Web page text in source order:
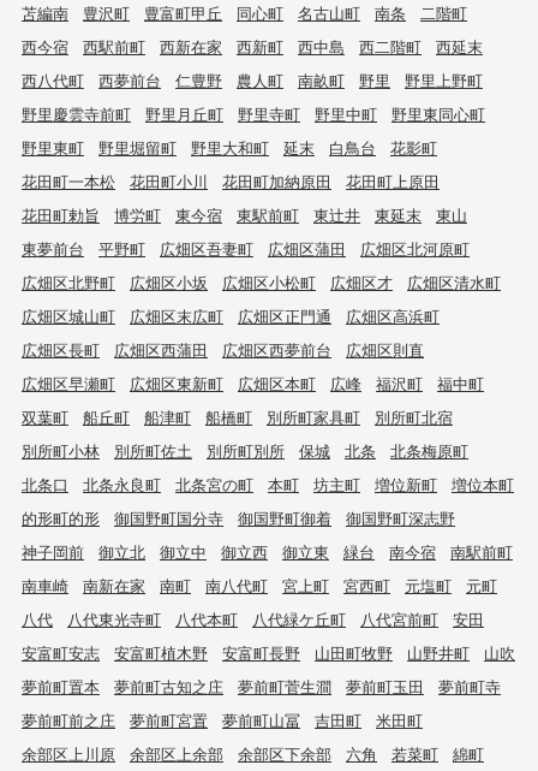
苫編南
豊沢町 豊富町甲丘 同心町 名古山町 南条
二階町
西今宿
西駅前町 西新在家 西新町 西中島 西二階町
西延末
西八代町
西夢前台 仁豊野 農人町 南畝町 野里
野里上野町
野里慶雲寺前町
野里月丘町 野里寺町 野里中町
野里東同心町
野里東町
野里堀留町 野里大和町 延末 白鳥台
花影町
花田町一本松
花田町小川 花田町加納原田
花田町上原田
花田町勅旨
博労町 東今宿 東駅前町 東辻井 東延末
東山
東夢前台
平野町 広畑区吾妻町 広畑区蒲田
広畑区北河原町
広畑区北野町
広畑区小坂 広畑区小松町 広畑区才
広畑区清水町
広畑区城山町
広畑区末広町 広畑区正門通
広畑区高浜町
広畑区長町
広畑区西蒲田 広畑区西夢前台
広畑区則直
広畑区早瀬町
広畑区東新町 広畑区本町 広峰 福沢町
福中町
双葉町
船丘町 船津町 船橋町 別所町家具町
別所町北宿
別所町小林
別所町佐土 別所町別所 保城 北条
北条梅原町
北条口
北条永良町 北条宮の町 本町 坊主町 増位新町
増位本町
的形町的形
御国野町国分寺 御国野町御着
御国野町深志野
神子岡前
御立北 御立中 御立西 御立東 緑台 南今宿
南駅前町
南車崎
南新在家 南町 南八代町 宮上町 宮西町 元塩町
元町
八代
八代東光寺町 八代本町 八代緑ケ丘町 八代宮前町
安田
安富町安志
安富町植木野 安富町長野 山田町牧野 山野井町
山吹
夢前町置本
夢前町古知之庄 夢前町菅生澗 夢前町玉田
夢前町寺
夢前町前之庄
夢前町宮置 夢前町山冨 吉田町
米田町
余部区上川原
余部区上余部 余部区下余部 六角 若菜町 綿町